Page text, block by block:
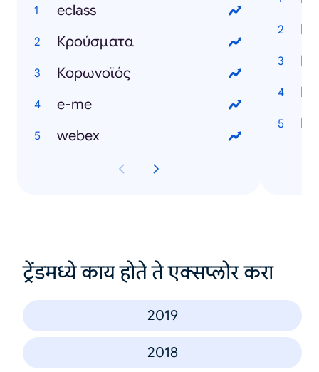
eclass
Κρούσματα
Κορωνοϊός
e-me
webex
ट्रेंडमध्ये काय होते ते एक्सप्लोर करा
2019
2018